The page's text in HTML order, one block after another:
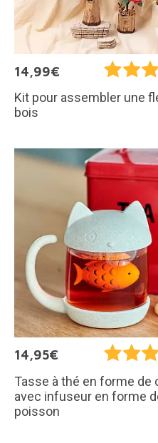
14,99€
Kit pour assembler une
bois
14,95€
Tasse à thé en forme de
avec infuseur en forme
poisson